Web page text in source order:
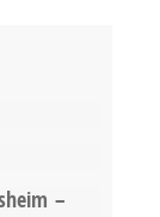
–